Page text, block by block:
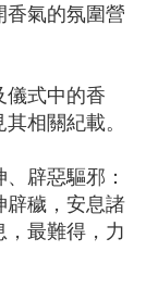
香氣的氛圍營
儀式中的香
相關紀載。
辟惡驅邪：
辟穢，安息諸
最難得，力